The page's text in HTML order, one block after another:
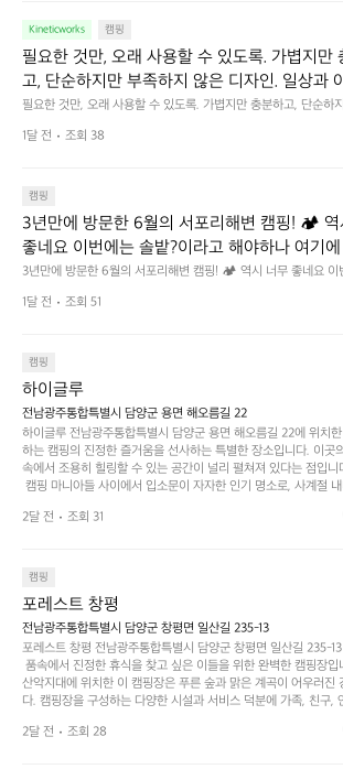
는 균형감에서 출발했습니다.  그중에서도 슬림
저히 집착했습니다. 튼튼한 내구도와 넉넉한 수
해치치 않는 선에서, 가장 가볍고 얇게 설계했
이 디자인과 사용감은, 꼭 직접 손으로 만져보
해 보시기를 바랍니다.
철저히 집착했습니다. 튼튼한 내구도와 넉넉한 수납력을 해치치
서, 가장 가볍고 얇게 설계했습니다.  이 디자인과 사용감은, 꼭 직
만져보며 경험해 보시기를 바랍니다.
Kineticworks 캠핑
필요한 것만, 오래 사용할 수 있도록. 가볍지만
고, 단순하지만 부족하지 않은 디자인. 일상과
어의 경계를 자연스럽게 이어주는 RIDGE
GEAR. 키네틱웍스에서 만나보세요.
필요한 것만, 오래 사용할 수 있도록. 가볍지만 충분하고, 단순하지
지 않은 디자인. 일상과 아웃도어의 경계를 자연스럽게 이어주는
OUNTAIN GEAR. 키네틱웍스에서 만나보세요.
1달 전 조회 38
캠핑
3년만에 방문한 6월의 서포리해변 캠핑! 🏕 역
좋네요 이번에는 솔밭?이라고 해야하나 여기에
잡았는데 정말 시원하고 경치도 좋네요  서해치
맑은편, 아이들도 놀기 좋고 1박 2일은 넘 짧게
네요  .1박 1동 1만원 (수금은 7시쯤, 동네에서 관
바로 화장실있음 .5분거리 cu .2분거리 음식점
서부터 해변까지 버스도 다니네요 ㅎㅎㅎ 아이
좋아하네요 점심쯤도착해서 철수할때까지 물
타임이나 했네요 ⛱️
3년만에 방문한 6월의 서포리해변 캠핑! 🏕 역시 너무 좋네요 이
밭?이라고 해야하나 여기에 자리를 잡았는데 정말 시원하고 경치
서해치고 물도 맑은편, 아이들도 놀기 좋고 1박 2일은 넘 짧게 느
항구에서부터 해변까지 버스도 다니네요 ㅎㅎㅎ 아이들 엄청 좋아
심쯤도착해서 철수할때까지 물놀이 3타임이나 했네요 ⛱️
1달 전 조회 51
캠핑
하이글루
전남광주통합특별시 담양군 용면 해오름길 22
하이글루 전남광주통합특별시 담양군 용면 해오름길 22에 위치
하는 캠핑의 진정한 즐거움을 선사하는 특별한 장소입니다. 이곳
속에서 조용히 힐링할 수 있는 공간이 널리 펼쳐져 있다는 점입
캠핑 마니아들 사이에서 입소문이 자자한 인기 명소로, 사계절
문객들을 맞이합니다. 특히, 하이글루의 독특한 시설인 글램핑
자리를 제공하며, 캠핑의 매력을 한층 더해 줍니다. 밖에서는 자
함께 좋은 시간을 보낼 수 있다는 것입니다. 또한, 하이글루 인근
자전거 도로가 있어 아웃도어 활동을 좋아하는 이들에게 더욱 참
담양의 아름다운 자연과 함께, 건강한 레저 활동을 즐기며 행복한
습니다. 하이글루에서 특별한 순간을 만끽해보세요. 따뜻한 햇살
담양의 죽녹원과 함께 어우러진 저녁, 그리고 고요한 밤하늘 아래
이야기들은 여러분의 캠핑 여행을 더욱 특별하게 만들어 줄
★
2달 전 조회 31
캠핑
포레스트 창평
전남광주통합특별시 담양군 창평면 일산길 235-13
포레스트 창평 전남광주통합특별시 담양군 창평면 일산길 235-
품속에서 진정한 휴식을 찾고 싶은 이들을 위한 완벽한 캠핑장입
산악지대에 위치한 이 캠핑장은 푸른 숲과 맑은 계곡이 어우러진
다. 캠핑장을 구성하는 다양한 시설과 서비스 덕분에 가족, 친구,
만들어갈 수 있는 최적의 공간이 됩니다.  포레스트 창평은 주말
산물을 제공하는 캠핑장으로, 현지에서만 느낄 수 있는 자연의
2달 전 조회 28